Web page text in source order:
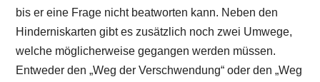
bis er eine Frage nicht beatworten kann. Neben den
Hinderniskarten gibt es zusätzlich noch zwei Umwege,
welche möglicherweise gegangen werden müssen.
Entweder den „Weg der Verschwendung“ oder den „Weg